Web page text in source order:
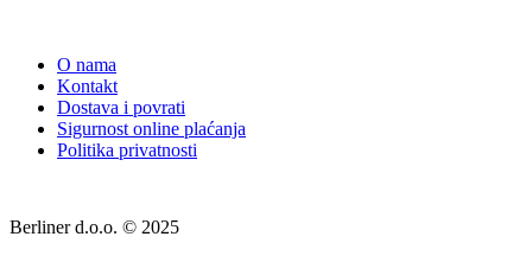
O nama
Kontakt
Dostava i povrati
Sigurnost online plaćanja
Politika privatnosti
Berliner d.o.o. © 2025